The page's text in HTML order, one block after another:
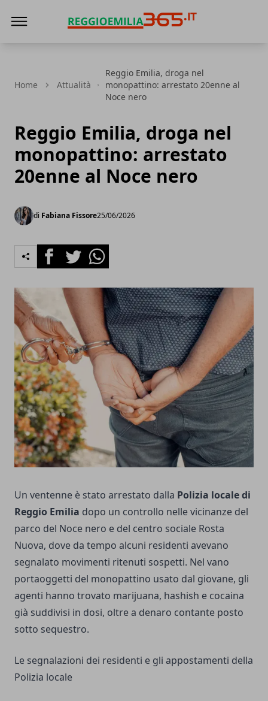
Home Attualità
Reggio Emilia, droga nel
monopattino: arrestato 20enne al
Noce nero
Reggio Emilia, droga nel
monopattino: arrestato
20enne al Noce nero
di Fabiana Fissore25/06/2026
FacebookTwitterWhatsapp
Un ventenne è stato arrestato dalla Polizia locale di
Reggio Emilia dopo un controllo nelle vicinanze del
parco del Noce nero e del centro sociale Rosta
Nuova, dove da tempo alcuni residenti avevano
segnalato movimenti ritenuti sospetti. Nel vano
portaoggetti del monopattino usato dal giovane, gli
agenti hanno trovato marijuana, hashish e cocaina
già suddivisi in dosi, oltre a denaro contante posto
sotto sequestro.
Le segnalazioni dei residenti e gli appostamenti della
Polizia locale